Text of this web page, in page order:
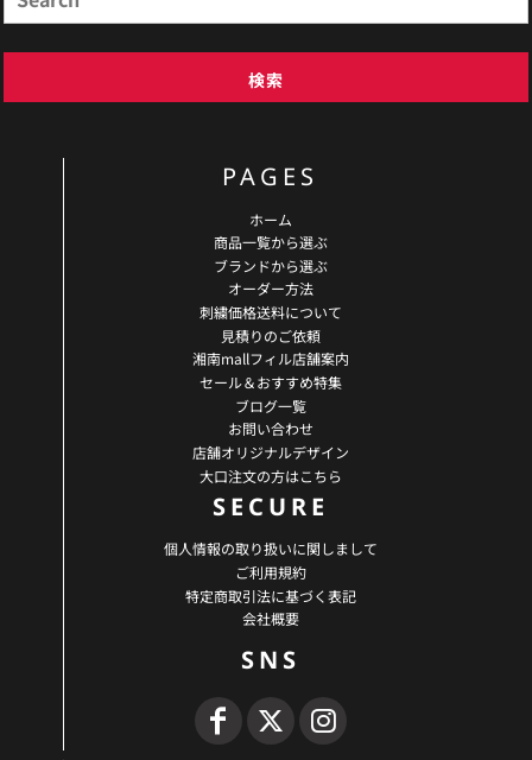
検索
PAGES
ホーム
商品一覧から選ぶ
ブランドから選ぶ
オーダー方法
刺繍価格送料について
見積りのご依頼
湘南mallフィル店舗案内
セール＆おすすめ特集
ブログ一覧
お問い合わせ
店舗オリジナルデザイン
大口注文の方はこちら
SECURE
個人情報の取り扱いに関しまして
ご利用規約
特定商取引法に基づく表記
会社概要
SNS